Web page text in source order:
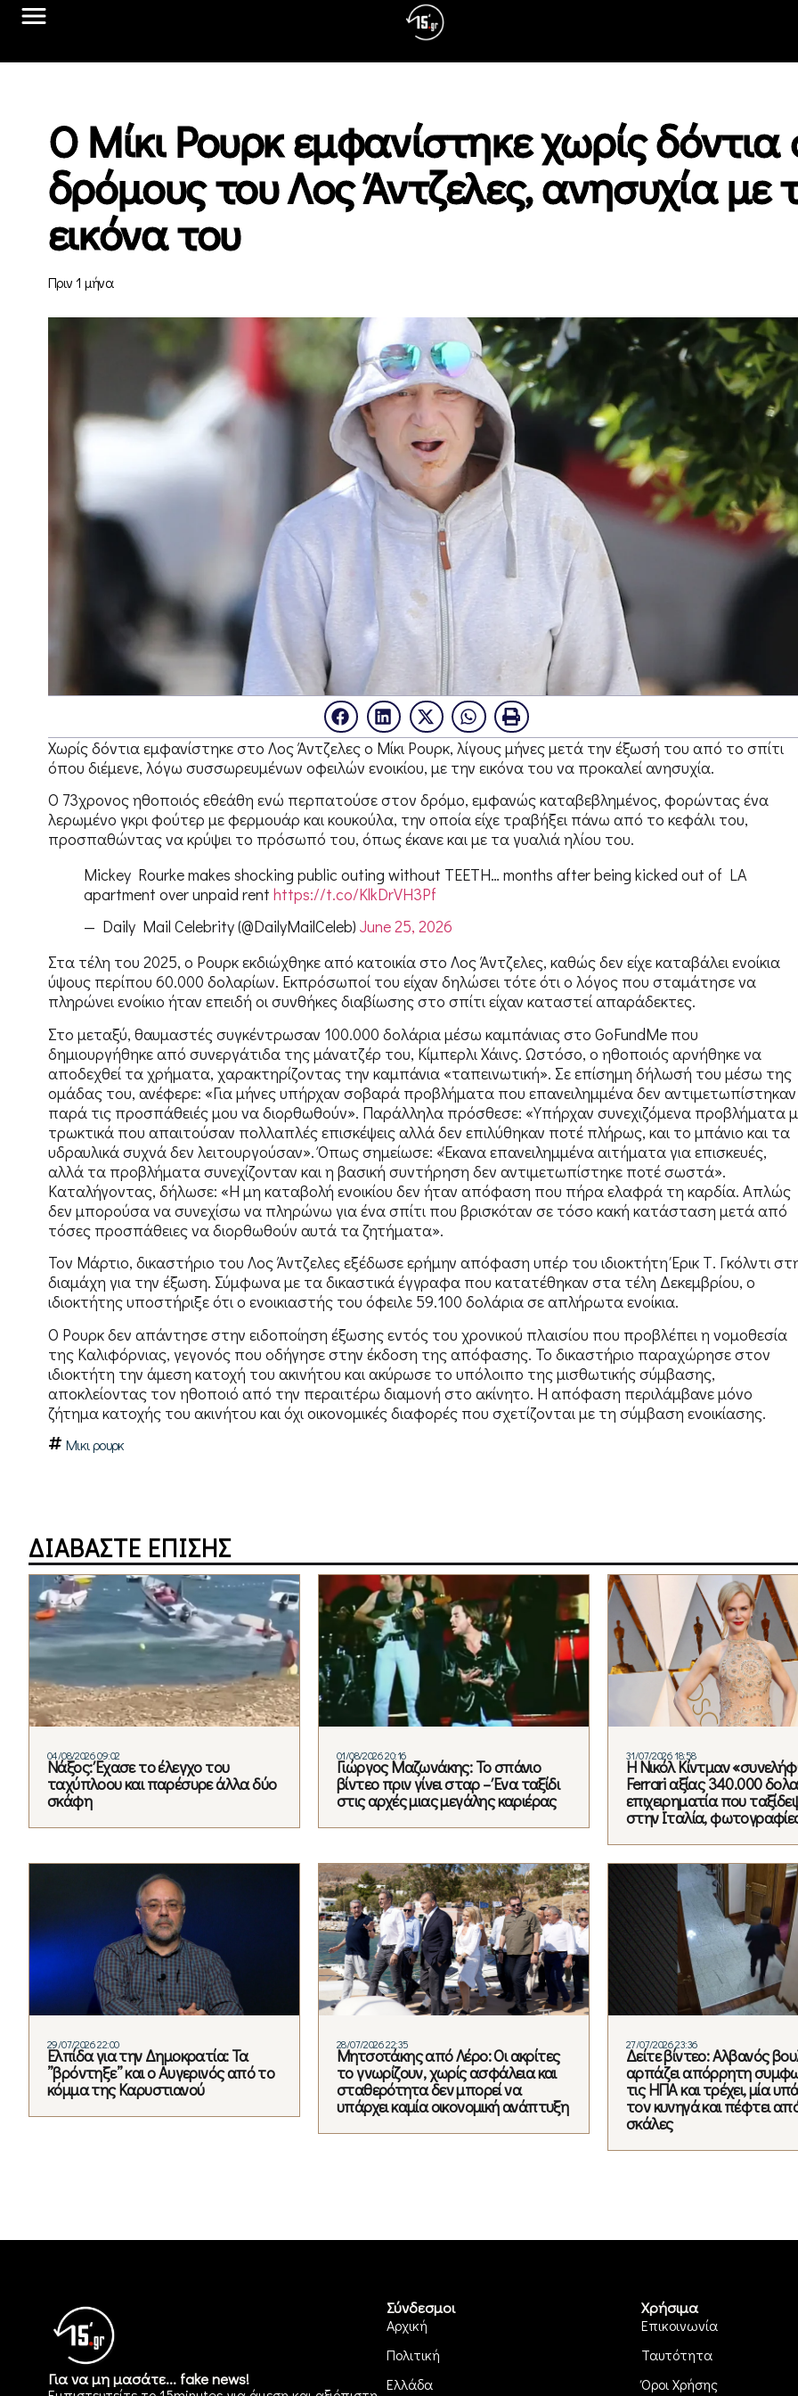
Ο Μίκι Ρουρκ εμφανίστηκε χωρίς δόντια
δρόμους του Λος Άντζελες, ανησυχία με
εικόνα του
Πριν 1 μήνα
Χωρίς δόντια εμφανίστηκε στο Λος Άντζελες ο Μίκι Ρουρκ, λίγους μήνες μετά την έξωσή του από το σπίτι
όπου διέμενε, λόγω συσσωρευμένων οφειλών ενοικίου, με την εικόνα του να προκαλεί ανησυχία.
Ο 73χρονος ηθοποιός εθεάθη ενώ περπατούσε στον δρόμο, εμφανώς καταβεβλημένος, φορώντας ένα
λερωμένο γκρι φούτερ με φερμουάρ και κουκούλα, την οποία είχε τραβήξει πάνω από το κεφάλι του,
προσπαθώντας να κρύψει το πρόσωπό του, όπως έκανε και με τα γυαλιά ηλίου του.
Mickey Rourke makes shocking public outing without TEETH… months after being kicked out of LA
apartment over unpaid rent https://t.co/KlkDrVH3Pf
— Daily Mail Celebrity (@DailyMailCeleb) June 25, 2026
Στα τέλη του 2025, ο Ρουρκ εκδιώχθηκε από κατοικία στο Λος Άντζελες, καθώς δεν είχε καταβάλει ενοίκια
ύψους περίπου 60.000 δολαρίων. Εκπρόσωποί του είχαν δηλώσει τότε ότι ο λόγος που σταμάτησε να
πληρώνει ενοίκιο ήταν επειδή οι συνθήκες διαβίωσης στο σπίτι είχαν καταστεί απαράδεκτες.
Στο μεταξύ, θαυμαστές συγκέντρωσαν 100.000 δολάρια μέσω καμπάνιας στο GoFundMe που
δημιουργήθηκε από συνεργάτιδα της μάνατζέρ του, Κίμπερλι Χάινς. Ωστόσο, ο ηθοποιός αρνήθηκε να
αποδεχθεί τα χρήματα, χαρακτηρίζοντας την καμπάνια «ταπεινωτική». Σε επίσημη δήλωσή του μέσω της
ομάδας του, ανέφερε: «Για μήνες υπήρχαν σοβαρά προβλήματα που επανειλημμένα δεν αντιμετωπίστηκαν
παρά τις προσπάθειές μου να διορθωθούν». Παράλληλα πρόσθεσε: «Υπήρχαν συνεχιζόμενα προβλήματα
τρωκτικά που απαιτούσαν πολλαπλές επισκέψεις αλλά δεν επιλύθηκαν ποτέ πλήρως, και το μπάνιο και τα
υδραυλικά συχνά δεν λειτουργούσαν». Όπως σημείωσε: «Έκανα επανειλημμένα αιτήματα για επισκευές,
αλλά τα προβλήματα συνεχίζονταν και η βασική συντήρηση δεν αντιμετωπίστηκε ποτέ σωστά».
Καταλήγοντας, δήλωσε: «Η μη καταβολή ενοικίου δεν ήταν απόφαση που πήρα ελαφρά τη καρδία. Απλώς
δεν μπορούσα να συνεχίσω να πληρώνω για ένα σπίτι που βρισκόταν σε τόσο κακή κατάσταση μετά από
τόσες προσπάθειες να διορθωθούν αυτά τα ζητήματα».
Τον Μάρτιο, δικαστήριο του Λος Άντζελες εξέδωσε ερήμην απόφαση υπέρ του ιδιοκτήτη Έρικ Τ. Γκόλντι
διαμάχη για την έξωση. Σύμφωνα με τα δικαστικά έγγραφα που κατατέθηκαν στα τέλη Δεκεμβρίου, ο
ιδιοκτήτης υποστήριξε ότι ο ενοικιαστής του όφειλε 59.100 δολάρια σε απλήρωτα ενοίκια.
Ο Ρουρκ δεν απάντησε στην ειδοποίηση έξωσης εντός του χρονικού πλαισίου που προβλέπει η νομοθεσία
της Καλιφόρνιας, γεγονός που οδήγησε στην έκδοση της απόφασης. Το δικαστήριο παραχώρησε στον
ιδιοκτήτη την άμεση κατοχή του ακινήτου και ακύρωσε το υπόλοιπο της μισθωτικής σύμβασης,
αποκλείοντας τον ηθοποιό από την περαιτέρω διαμονή στο ακίνητο. Η απόφαση περιλάμβανε μόνο
ζήτημα κατοχής του ακινήτου και όχι οικονομικές διαφορές που σχετίζονται με τη σύμβαση ενοικίασης.
Μικι ρουρκ
ΔΙΑΒΑΣΤΕ ΕΠΙΣΗΣ
04/08/2026 09:02
Νάξος: Έχασε το έλεγχο του
ταχύπλοου και παρέσυρε άλλα δύο
σκάφη
01/08/2026 20:16
Γιώργος Μαζωνάκης: Το σπάνιο
βίντεο πριν γίνει σταρ – Ένα ταξίδι
στις αρχές μιας μεγάλης καριέρας
31/07/2026 18:58
Η Νικόλ Κίντμαν
Ferrari αξίας 340.000
επιχειρηματία που
στην Ιταλία,
29/07/2026 22:00
Ελπίδα για την Δημοκρατία: Τα
”βρόντηξε” και ο Αυγερινός από το
κόμμα της Καρυστιανού
28/07/2026 22:35
Μητσοτάκης από Λέρο: Οι ακρίτες
το γνωρίζουν, χωρίς ασφάλεια και
σταθερότητα δεν μπορεί να
υπάρχει καμία οικονομική ανάπτυξη
27/07/2026 23:36
Δείτε βίντεο: Αλβανός
αρπάζει απόρρητη
τις ΗΠΑ και τρέχει, μία
τον κυνηγά και πέφτει
σκάλες
Για να μη μασάτε... fake news!
Σύνδεσμοι
Αρχική
Πολιτική
Ελλάδα
Χρήσιμα
Επικοινωνία
Ταυτότητα
Όροι Χρήσης